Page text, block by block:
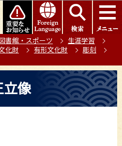
ジの本文へ移動
書館・スポーツ
生涯学習
化財 有形文化財
彫刻
像